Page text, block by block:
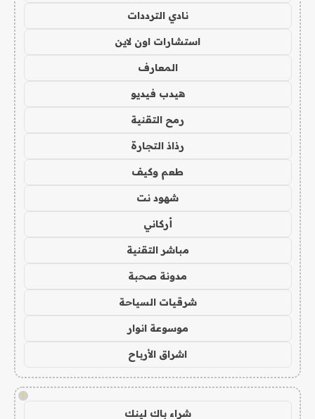
نادي الترددات
استشارات اون لاين
المعارف
هيدب فيديو
رمح التقنية
رذاذ التجارة
طعم وكيف
شهود نت
أركاني
مباشر التقنية
مدونة صحبة
شرقيات السياحة
موسوعة انوار
اشراق الأرباح
!
شراء باك لينك